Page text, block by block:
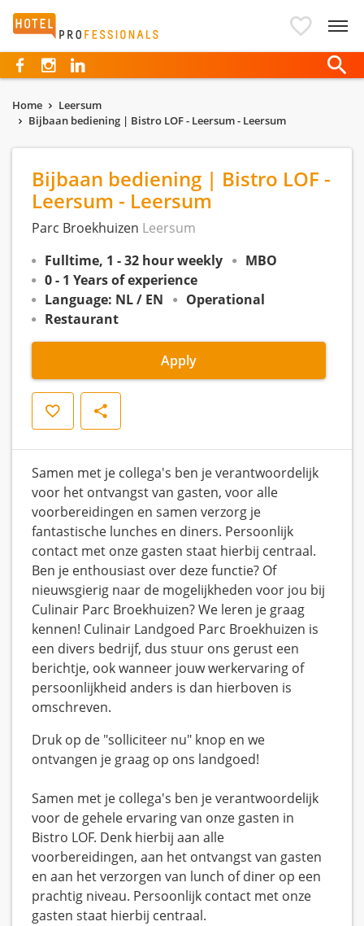
Hotelprofessionals
Home
Leersum
Bijbaan bediening | Bistro LOF - Leersum - Leersum
Bijbaan bediening | Bistro LOF -
Leersum - Leersum
Parc Broekhuizen Leersum
Fulltime, 1 - 32 hour weekly
MBO
0 - 1 Years of experience
Language: NL / EN
Operational
Restaurant
Apply
Save Share
Samen met je collega's ben je verantwoordelijk
voor het ontvangst van gasten, voor alle
voorbereidingen en samen verzorg je
fantastische lunches en diners. Persoonlijk
contact met onze gasten staat hierbij centraal.
Ben je enthousiast over deze functie? Of
nieuwsgierig naar de mogelijkheden voor jou bij
Culinair Parc Broekhuizen? We leren je graag
kennen! Culinair Landgoed Parc Broekhuizen is
een divers bedrijf, dus stuur ons gerust een
berichtje, ook wanneer jouw werkervaring of
persoonlijkheid anders is dan hierboven is
omschreven.
Druk op de "solliciteer nu" knop en we
ontvangen je graag op ons landgoed!
Samen met je collega's ben je verantwoordelijk
voor de gehele ervaring van onze gasten in
Bistro LOF. Denk hierbij aan alle
voorbereidingen, aan het ontvangst van gasten
en aan het verzorgen van lunch of diner op een
prachtig niveau. Persoonlijk contact met onze
gasten staat hierbij centraal.